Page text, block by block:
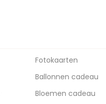
Fotokaarten
Ballonnen cadeau
Bloemen cadeau